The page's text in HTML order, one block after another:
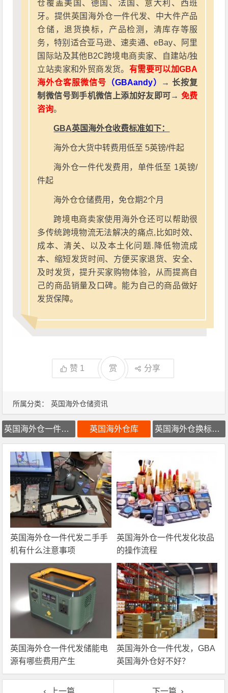
所属分类： 英国海外仓储资讯
仓覆盖美国、德国、法国、意大利、西班
牙。提供英国海外仓一件代发、中大件产品
仓储，退货换标，产品检测，清库存等服
务，特别适合亚马逊、速卖通、eBay、阿里
国际站及其他B2C跨境电商卖家、自建站/独
立站卖家和外贸商发货。 有需要可以加GBA
海外仓客服微信号 （GBAandy）
→ 长按复
制微信号到手机微信上添加好友即可→ 免费
咨询。
GBA英国海外仓收费标准如下：
海外仓大货中转费用低至 5英镑/件起
海外仓一件代发费用，单件低至 1英镑/
件起
海外仓仓储费用，免仓期2个月
跨境电商卖家使用海外仓还可以帮助很
多传统跨境物流无法解决的痛点,比如时效、
成本、清关、以及本土化问题.降低物流成
本、缩短发货时间、方便买家退货、安全、
及时发货，提升买家购物体验，从而提高自
己的商品销量及口碑。能为自己的商品做好
发货保障。
赞 1 赏 分享
英国海外仓一件代发 英国海外仓库 英国海外仓换标费用
英国海外仓一件代发二手手
机有什么注意事项
英国海外仓一件代发化妆品
的操作流程
英国海外仓一件代发储能电
源有哪些费用产生
英国海外仓一件代发，GBA
英国海外仓好不好？